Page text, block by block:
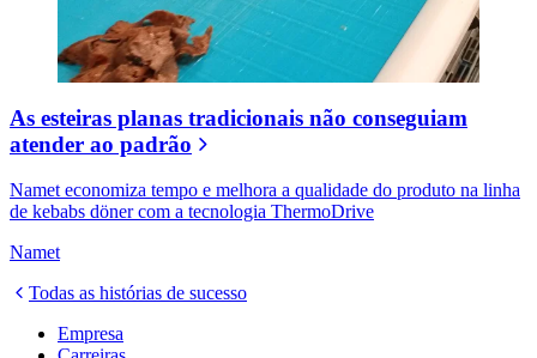
As esteiras planas tradicionais não conseguiam
atender ao padrão
Namet economiza tempo e melhora a qualidade do produto na linha
de kebabs döner com a tecnologia ThermoDrive
Namet
Todas as histórias de sucesso
Empresa